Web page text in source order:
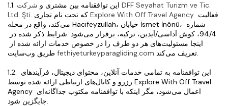
1.1. این توافقنامه بین مشتری و شرکت DFF Seyahat Turizm ve Tic.
Ltd. Şti.
Explore With Off Travel Agency
می‌کند، واقع در محله Hacifeyzullah، خیابان İsmet İnönü، شماره
fethiyeturkeyparagliding.com تعریف می‌کند.
1.2. این توافقنامه به تمامی خدمات آنلاین، محتوای دیجیتال، فرآیندهای
رزرو و کانال‌های ارتباطی ارائه شده توسط Explore With Off Travel
Agency اعمال می‌شود، مگر اینکه با توافقنامه مکتوب جداگانه‌ای
جایگزین شود.